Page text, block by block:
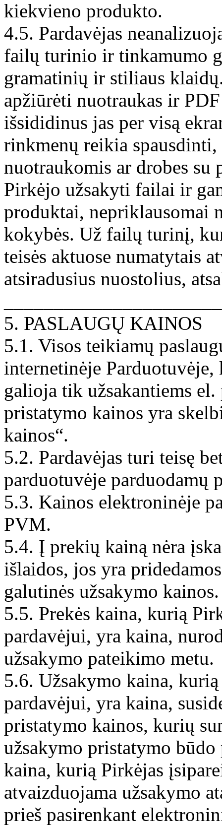
kiekvieno produkto.
4.5. Pardavėjas
failų turinio ir tinkamumo
gramatinių ir stiliaus
apžiūrėti nuotraukas ir
išsididinus jas per visą
rinkmenų reikia
nuotraukomis ar drobes su
Pirkėjo užsakyti failai ir
produktai, nepriklausomai
kokybės. Už failų turinį,
teisės aktuose numatytais
atsiradusius nuostolius,
5. PASLAUGŲ KAINOS
5.1. Visos teikiamų
internetinėje
galioja tik užsakantiems
pristatymo kainos yra
kainos“.
5.2. Pardavėjas turi teisę
parduotuvėje parduodamų
5.3. Kainos elektroninėje
PVM.
5.4. Į prekių kainą nėra
išlaidos, jos yra
galutinės užsakymo kainos.
5.5. Prekės kaina, kurią
pardavėjui, yra kaina,
užsakymo pateikimo metu.
5.6. Užsakymo kaina,
pardavėjui, yra kaina,
pristatymo kainos, kurių
užsakymo pristatymo
kaina, kurią Pirkėjas
atvaizduojama užsakymo
prieš pasirenkant